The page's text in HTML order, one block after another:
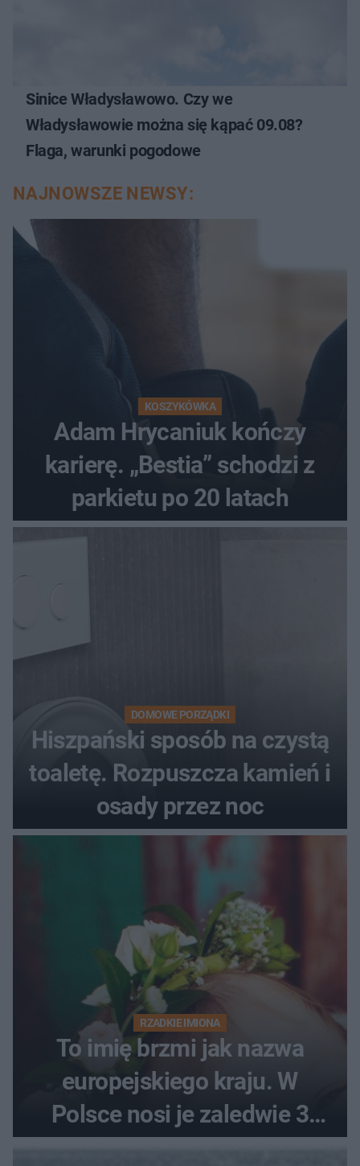
Sinice Władysławowo. Czy we
Władysławowie można się kąpać 09.08?
Flaga, warunki pogodowe
NAJNOWSZE NEWSY:
KOSZYKÓWKA
Adam Hrycaniuk kończy
karierę. „Bestia” schodzi z
parkietu po 20 latach
DOMOWE PORZĄDKI
Hiszpański sposób na czystą
toaletę. Rozpuszcza kamień i
osady przez noc
RZADKIE IMIONA
To imię brzmi jak nazwa
europejskiego kraju. W
Polsce nosi je zaledwie 3